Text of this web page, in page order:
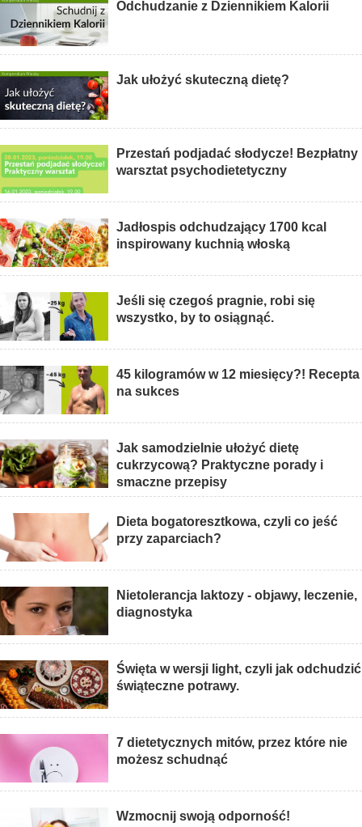
Odchudzanie z Dziennikiem Kalorii
Jak ułożyć skuteczną dietę?
Przestań podjadać słodycze! Bezpłatny
warsztat psychodietetyczny
Jadłospis odchudzający 1700 kcal
inspirowany kuchnią włoską
Jeśli się czegoś pragnie, robi się
wszystko, by to osiągnąć.
45 kilogramów w 12 miesięcy?! Recepta
na sukces
Jak samodzielnie ułożyć dietę
cukrzycową? Praktyczne porady i
smaczne przepisy
Dieta bogatoresztkowa, czyli co jeść
przy zaparciach?
Nietolerancja laktozy - objawy, leczenie,
diagnostyka
Święta w wersji light, czyli jak odchudzić
świąteczne potrawy.
7 dietetycznych mitów, przez które nie
możesz schudnąć
Wzmocnij swoją odporność!